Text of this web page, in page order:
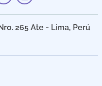
265 Ate - Lima, Perú